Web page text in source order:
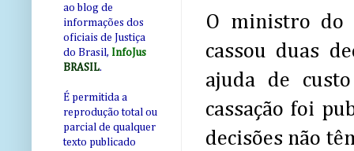
O ministro do
cassou duas
ajuda de
cassação foi
decisões não
ao blog de
informações dos
oficiais de Justiça
do Brasil, InfoJus
BRASIL.
É permitida a
reprodução total ou
parcial de qualquer
texto publicado